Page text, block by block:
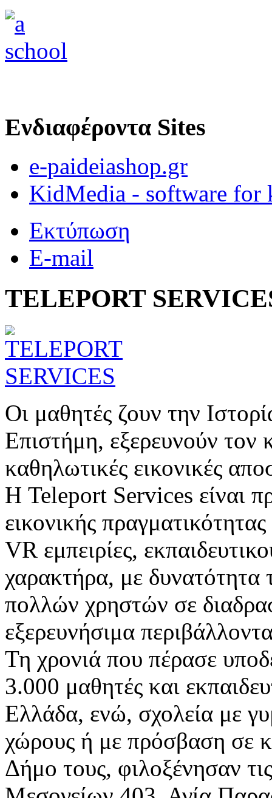
Ενδιαφέροντα Sites
e-paideiashop.gr
KidMedia - software for
Εκτύπωση
E-mail
TELEPORT
Οι μαθητές ζουν την
Επιστήμη, εξερευνούν
καθηλωτικές εικονικές
Η Teleport Services είναι
εικονικής
VR εμπειρίες,
χαρακτήρα, με δυνατότητα
πολλών χρηστών σε
εξερευνήσιμα
Τη χρονιά που πέρασε
3.000 μαθητές και
Ελλάδα, ενώ, σχολεία με
χώρους ή με πρόσβαση σε
Δήμο τους, φιλοξένησαν τις